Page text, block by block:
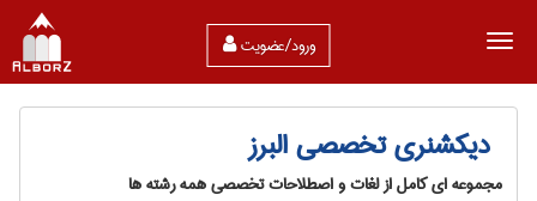
ورود/عضویت
دیکشنری تخصصی البرز
مجموعه ای کامل از لغات و اصطلاحات تخصصی همه رشته ها